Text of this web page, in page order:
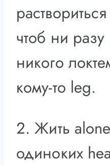
чтоб ни
никого
кому-то leg.
2. Жить
одиноких